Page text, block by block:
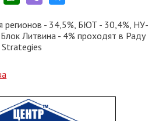
регионов - 34,5%, БЮТ - 30,4%, НУ-
Литвина - 4% проходят в Раду